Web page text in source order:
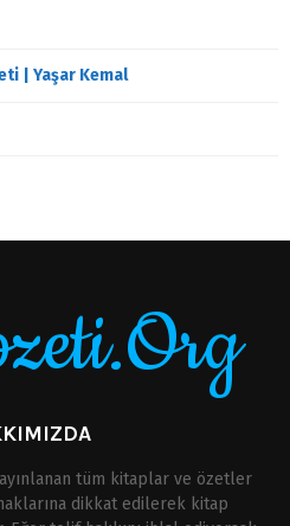
| Yaşar Kemal
tüm kitaplar ve özetler
dikkat edilerek kitap